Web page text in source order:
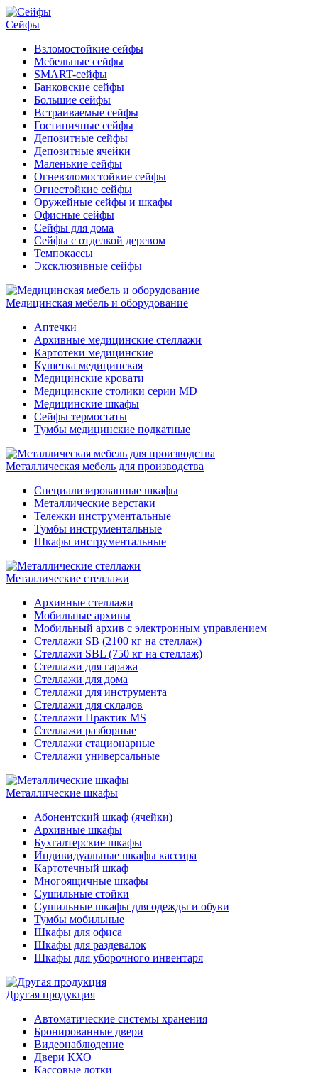
Сейфы
Взломостойкие сейфы
Мебельные сейфы
SMART-сейфы
Банковские сейфы
Большие сейфы
Встраиваемые сейфы
Гостиничные сейфы
Депозитные сейфы
Депозитные ячейки
Маленькие сейфы
Огневзломостойкие сейфы
Огнестойкие сейфы
Оружейные сейфы и шкафы
Офисные сейфы
Сейфы для дома
Сейфы с отделкой деревом
Темпокассы
Эксклюзивные сейфы
Медицинская мебель и оборудование
Аптечки
Архивные медицинские стеллажи
Картотеки медицинские
Кушетка медицинская
Медицинские кровати
Медицинские столики серии MD
Медицинские шкафы
Сейфы термостаты
Тумбы медицинские подкатные
Металлическая мебель для производства
Cпециализированные шкафы
Металлические верстаки
Тележки инструментальные
Тумбы инструментальные
Шкафы инструментальные
Металлические стеллажи
Архивные стеллажи
Мобильные архивы
Мобильный архив с электронным управлением
Стеллажи SB (2100 кг на стеллаж)
Стеллажи SBL (750 кг на стеллаж)
Стеллажи для гаража
Стеллажи для дома
Стеллажи для инструмента
Стеллажи для складов
Стеллажи Практик MS
Стеллажи разборные
Стеллажи стационарные
Стеллажи универсальные
Металлические шкафы
Абонентский шкаф (ячейки)
Архивные шкафы
Бухгалтерские шкафы
Индивидуальные шкафы кассира
Картотечный шкаф
Многоящичные шкафы
Сушильные стойки
Сушильные шкафы для одежды и обуви
Тумбы мобильные
Шкафы для офиса
Шкафы для раздевалок
Шкафы для уборочного инвентаря
Другая продукция
Автоматические системы хранения
Бронированные двери
Видеонаблюдение
Двери КХО
Кассовые лотки